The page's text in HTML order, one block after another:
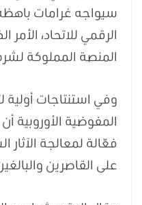
سيواجه غرامات
الرقمي للاتحاد،
المنصة المملوكة
وفي استنتاجات أولية
المفوضية الأوروبية
فعّالة لمعالجة الآثار
على القاصرين